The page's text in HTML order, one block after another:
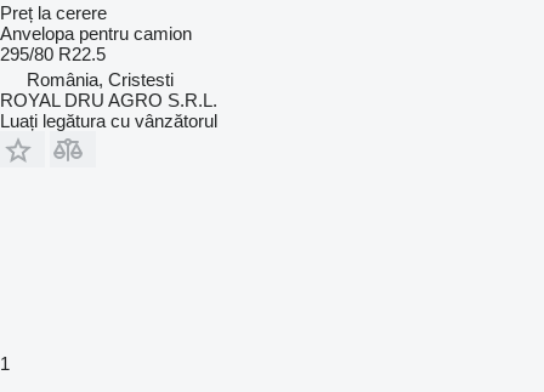
Preț la cerere
Anvelopa pentru camion
295/80 R22.5
România, Cristesti
ROYAL DRU AGRO S.R.L.
Luați legătura cu vânzătorul
1